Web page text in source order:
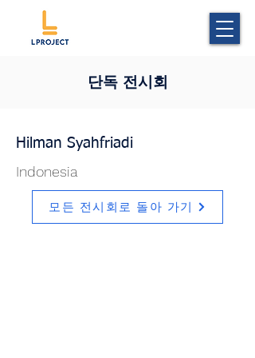
단독 전시회
Hilman Syahfriadi
Indonesia
모든 전시회로 돌아 가기